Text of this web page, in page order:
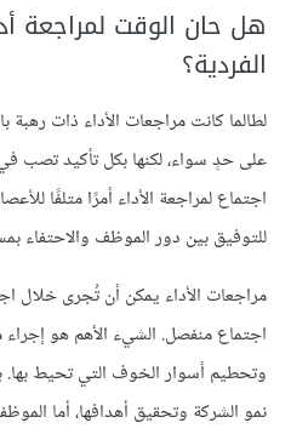
هل حان الوقت لمراجعة
الفردية؟
لطالما كانت مراجعات الأداء ذات رهبة
على حدٍ سواء، لكنها بكل تأكيد تصب
اجتماع لمراجعة الأداء أمرًا متلفًا
للتوفيق بين دور الموظف والاحتفاء
مراجعات الأداء يمكن أن تُجرى
اجتماع منفصل. الشيء الأهم هو
وتحطيم أسوار الخوف التي تحيط
نمو الشركة وتحقيق أهدافها، أما